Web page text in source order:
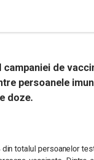
campaniei de
persoanele
doze.
totalul persoanelor